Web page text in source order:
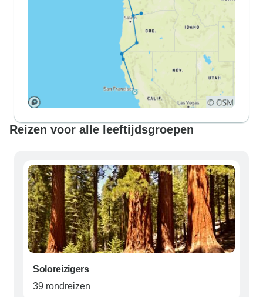
Reizen voor alle leeftijdsgroepen
Soloreizigers
39 rondreizen